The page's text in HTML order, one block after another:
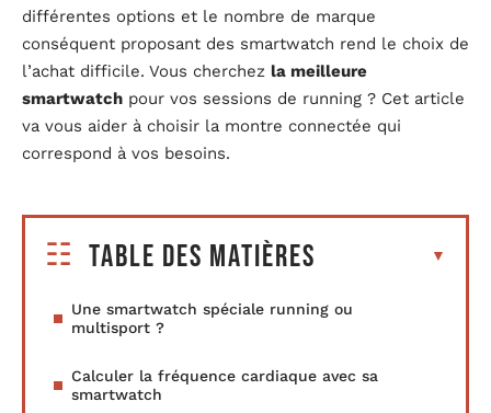
différentes options et le nombre de marque
conséquent proposant des smartwatch rend le choix de
l’achat difficile. Vous cherchez la meilleure
smartwatch pour vos sessions de running ? Cet article
va vous aider à choisir la montre connectée qui
correspond à vos besoins.
Table des matières
Une smartwatch spéciale running ou
multisport ?
Calculer la fréquence cardiaque avec sa
smartwatch